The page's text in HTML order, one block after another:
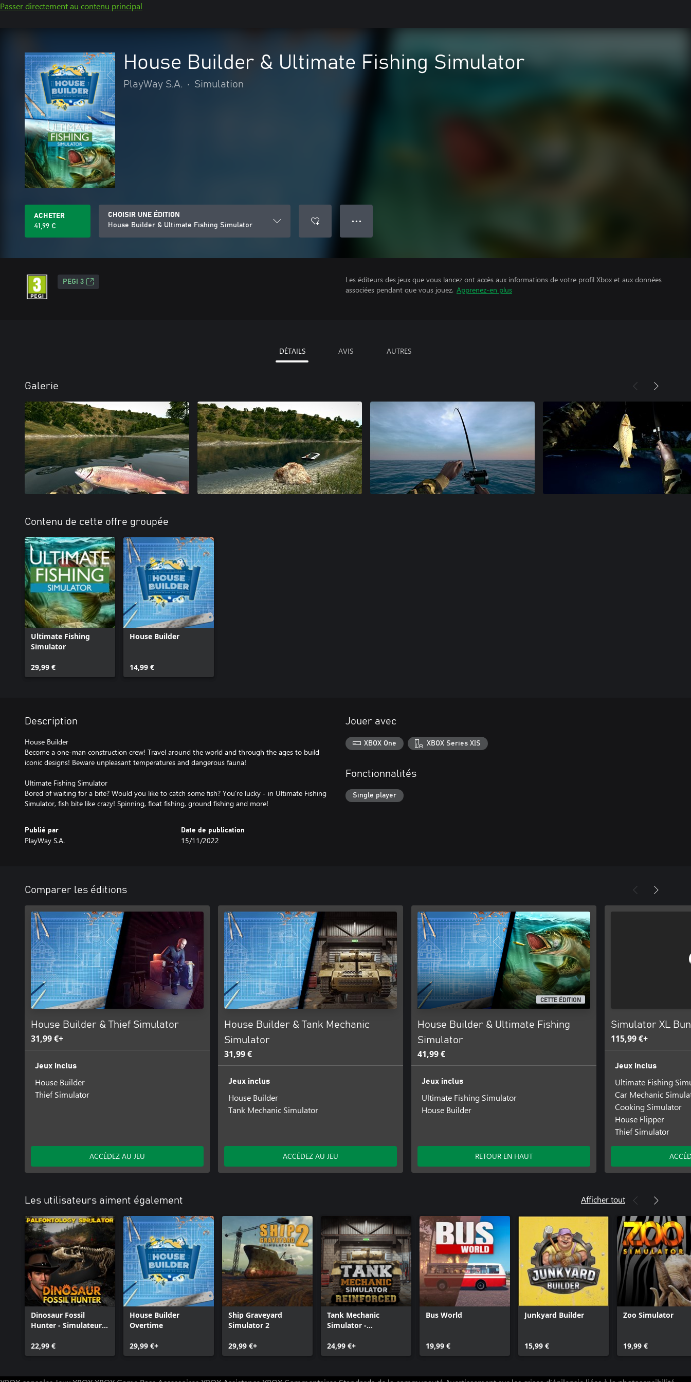
Passer directement au contenu principal
House Builder & Ultimate Fishing Simulator
PlayWay S.A. • Simulation
ACHETER
41,99 €
CHOISIR UNE ÉDITION
House Builder & Ultimate Fishing Simulator
● ● ●
PEGI 3
Les éditeurs des jeux que vous lancez ont accès aux informations de votre profil Xbox et aux données
associées pendant que vous jouez. Apprenez-en plus
DÉTAILS AVIS AUTRES
Galerie
Contenu de cette offre groupée
Ultimate Fishing
Simulator
29,99 €
House Builder
14,99 €
Description
House Builder
Become a one-man construction crew! Travel around the world and through the ages to build
iconic designs! Beware unpleasant temperatures and dangerous fauna!
Ultimate Fishing Simulator
Bored of waiting for a bite? Would you like to catch some fish? You're lucky - in Ultimate Fishing
Simulator, fish bite like crazy! Spinning, float fishing, ground fishing and more!
Publié par
PlayWay S.A.
Date de publication
15/11/2022
Jouer avec
XBOX One XBOX Series X|S
Fonctionnalités
Single player
Comparer les éditions
House Builder & Thief Simulator
31,99 €+
Jeux inclus
House Builder
Thief Simulator
ACCÉDEZ AU JEU
House Builder & Tank Mechanic
Simulator
31,99 €
Jeux inclus
House Builder
Tank Mechanic Simulator
ACCÉDEZ AU JEU
CETTE ÉDITION
House Builder & Ultimate Fishing
Simulator
41,99 €
Jeux inclus
Ultimate Fishing Simulator
House Builder
RETOUR EN HAUT
Simulator XL
115,99 €+
Jeux inclus
Ultimate Fishing
Car Mechanic
Cooking Simulator
House Flipper
Thief Simulator
Les utilisateurs aiment également Afficher tout
Dinosaur Fossil
Hunter - Simulateur
22,99 €
House Builder
Overtime
29,99 €+
Ship Graveyard
Simulator 2
29,99 €+
Tank Mechanic
Simulator -
24,99 €+
Bus World
19,99 €
Junkyard Builder
15,99 €
Zoo Simulator
19,99 €